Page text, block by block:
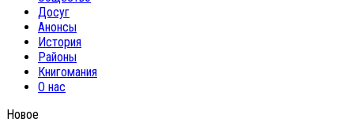
Досуг
Анонсы
История
Районы
Книгомания
О нас
Новое